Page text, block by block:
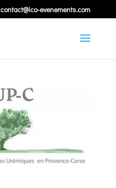
contact@ico-evenements.com